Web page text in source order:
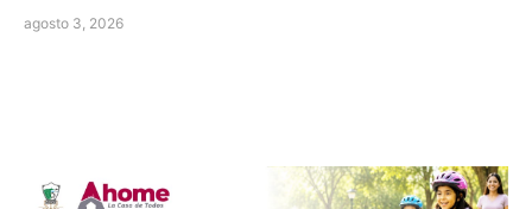
agosto 3, 2026